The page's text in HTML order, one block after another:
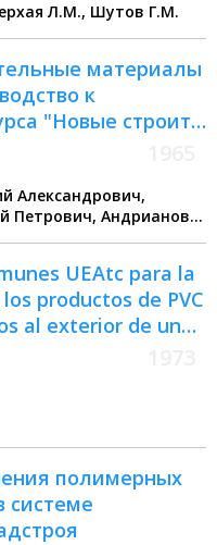
Будько С.К., Безверхая Л.М., Шутов Г.М.
материалы
к
"Новые строит.
Александрович,
Андрианов
UEAtc para la
productos de PVC
al exterior de un
полимерных
системе